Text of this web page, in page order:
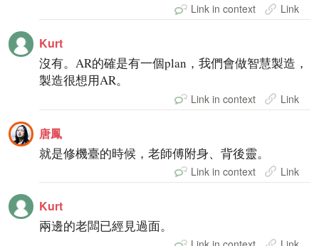
Link in context Link
Kurt
沒有。AR的確是有一個plan，我們會做智慧製造，
製造很想用AR。
Link in context Link
唐鳳
就是修機臺的時候，老師傅附身、背後靈。
Link in context Link
Kurt
兩邊的老闆已經見過面。